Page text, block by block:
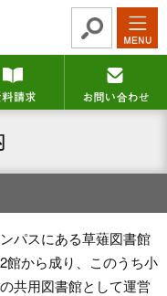
スマップ 資料請求
パスにある草薙図書館
館から成り、このうち小
共用図書館として運営